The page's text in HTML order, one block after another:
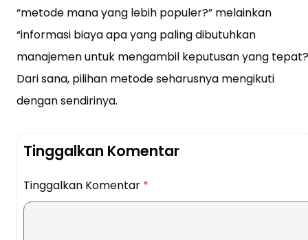
“metode mana yang lebih populer?” melainkan
“informasi biaya apa yang paling dibutuhkan
manajemen untuk mengambil keputusan yang
Dari sana, pilihan metode seharusnya mengikuti
dengan sendirinya.
Tinggalkan Komentar
Tinggalkan Komentar *